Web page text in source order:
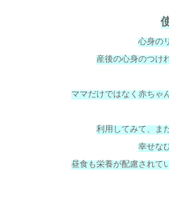
心身の
産後の心身のつけ
ママだけではなく赤ちゃ
利用してみて、ま
幸せな
昼食も栄養が配慮されて